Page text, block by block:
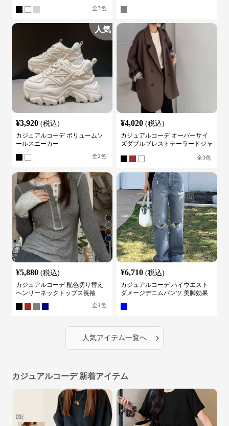
全3色
人気
¥3,920 (税込)
カジュアルコーデ ボリュームソ
ールスニーカー
全2色
¥4,020 (税込)
カジュアルコーデ オーバーサイ
ズダブルブレストテーラードジャ
全3色
¥5,880 (税込)
カジュアルコーデ 配色切り替え
ヘンリーネックトップス長袖
全4色
¥6,710 (税込)
カジュアルコーデ ハイウエスト
ダメージデニムパンツ 美脚効果
人気アイテム一覧へ ›
カジュアルコーデ 新着アイテム